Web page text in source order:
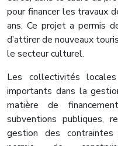
pour financer les travaux
ans. Ce projet a permis
d’attirer de nouveaux
le secteur culturel.
Les collectivités
importants dans la
matière de
subventions publiques,
gestion des